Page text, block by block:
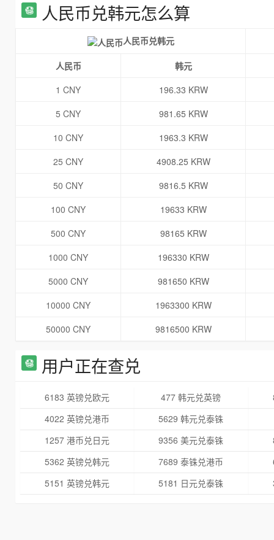
人民币兑韩元怎么算
人民币兑韩元
人民币
韩元
1 CNY
196.33 KRW
5 CNY
981.65 KRW
10 CNY
1963.3 KRW
25 CNY
4908.25 KRW
50 CNY
9816.5 KRW
100 CNY
19633 KRW
500 CNY
98165 KRW
1000 CNY
196330 KRW
5000 CNY
981650 KRW
10000 CNY
1963300 KRW
50000 CNY
9816500 KRW
用户正在查兑
6183 英镑兑欧元 477 韩元兑英镑
4022 英镑兑港币
5629 韩元兑泰铢
1257 港币兑日元
9356 美元兑泰铢
5362 英镑兑韩元
7689 泰铢兑港币
5151 英镑兑韩元
5181 日元兑泰铢